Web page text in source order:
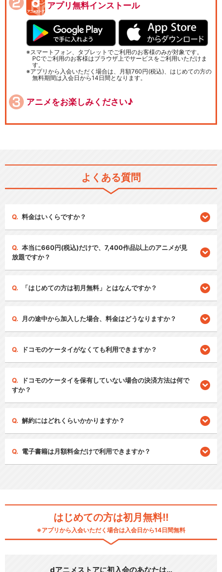
アプリ無料インストール
スマートフォン、タブレットでご利用のお客様のみが対象です。
PCでご利用のお客様はブラウザ上でサービスをご利用いただけま
す。
アプリから入会いただく場合は、月額760円(税込)、はじめての方の
無料期間は入会日から14日間となります。
アニメをお楽しみください♪
よくある質問
料金はいくらですか？
本当に660円(税込)だけで、7,400作品以上のアニメが見
放題ですか？
「はじめての方は初月無料」とはなんですか？
月の途中から加入した場合、料金はどうなりますか？
ドコモのケータイがなくても利用できますか？
ドコモのケータイを保有していない場合の決済方法は何で
すか？
解約にはどれくらいかかりますか？
電子書籍は月額料金だけで利用できますか？
はじめての方は初月無料!!
※アプリから入会いただく場合は入会日から14日間無料
dアニメストアに初入会のあなたは…